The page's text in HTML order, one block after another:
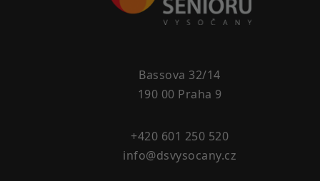
Bassova 32/14
190 00 Praha 9
+420 601 250 520
info@dsvysocany.cz